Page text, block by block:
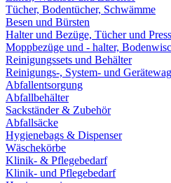
Tücher, Bodentücher, Schwämme
Besen und Bürsten
Halter und Bezüge, Tücher und
Moppbezüge und - halter,
Reinigungssets und Behälter
Reinigungs-, System- und
Abfallentsorgung
Abfallbehälter
Sackständer & Zubehör
Abfallsäcke
Hygienebags & Dispenser
Wäschekörbe
Klinik- & Pflegebedarf
Klinik- und Pflegebedarf